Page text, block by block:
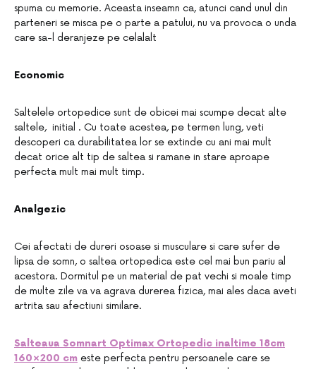
spuma cu memorie. Aceasta inseamn ca, atunci cand unul din
parteneri se misca pe o parte a patului, nu va provoca o unda
care sa-l deranjeze pe celalalt
Economic
Saltelele ortopedice sunt de obicei mai scumpe decat alte
saltele, initial . Cu toate acestea, pe termen lung, veti
descoperi ca durabilitatea lor se extinde cu ani mai mult
decat orice alt tip de saltea si ramane in stare aproape
perfecta mult mai mult timp.
Analgezic
Cei afectati de dureri osoase si musculare si care sufer de
lipsa de somn, o saltea ortopedica este cel mai bun pariu al
acestora. Dormitul pe un material de pat vechi si moale timp
de multe zile va va agrava durerea fizica, mai ales daca aveti
artrita sau afectiuni similare.
Salteaua Somnart Optimax Ortopedic inaltime 18cm
160×200 cm este perfecta pentru persoanele care se